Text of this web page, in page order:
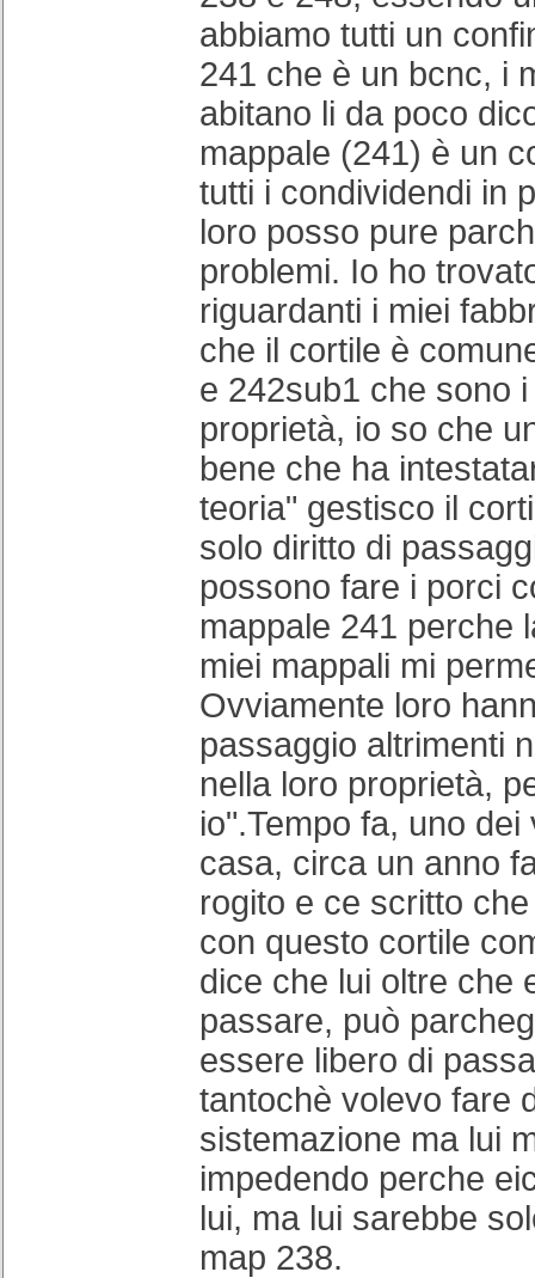
abbiamo tutti un
241 che è un bcnc, i
abitano li da poco
mappale (241) è un
tutti i condividendi in
loro posso pure
problemi. Io ho
riguardanti i miei
che il cortile è
e 242sub1 che sono
proprietà, io so che
bene che ha
teoria" gestisco il
solo diritto di
possono fare i porci
mappale 241 perche
miei mappali mi
Ovviamente loro
passaggio altrimenti
nella loro proprietà,
io".Tempo fa, uno
casa, circa un anno
rogito e ce scritto
con questo cortile
dice che lui oltre che
passare, può
essere libero di
tantochè volevo fare
sistemazione ma lui
impedendo perche
lui, ma lui sarebbe
map 238.